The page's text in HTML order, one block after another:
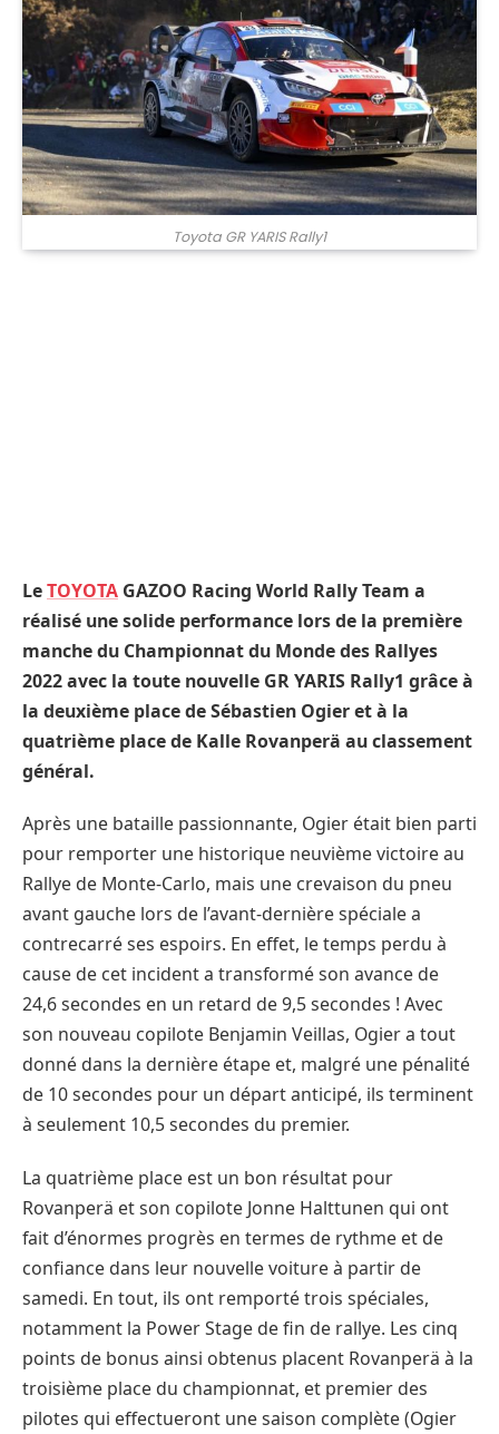
Toyota GR YARIS Rally1
LeTOYOTA GAZOO Racing World Rally Team a
réalisé une solide performance lors de la première
manche du Championnat du Monde des Rallyes
2022 avec la toute nouvelle GR YARIS Rally1 grâce à
la deuxième place de Sébastien Ogier et à la
quatrième place de Kalle Rovanperä au classement
général.
Après une bataille passionnante, Ogier était bien parti
pour remporter une historique neuvième victoire au
Rallye de Monte-Carlo, mais une crevaison du pneu
avant gauche lors de l’avant-dernière spéciale a
contrecarré ses espoirs. En effet, le temps perdu à
cause de cet incident a transformé son avance de
24,6 secondes en un retard de 9,5 secondes ! Avec
son nouveau copilote Benjamin Veillas, Ogier a tout
donné dans la dernière étape et, malgré une pénalité
de 10 secondes pour un départ anticipé, ils terminent
à seulement 10,5 secondes du premier.
La quatrième place est un bon résultat pour
Rovanperä et son copilote Jonne Halttunen qui ont
fait d’énormes progrès en termes de rythme et de
confiance dans leur nouvelle voiture à partir de
samedi. En tout, ils ont remporté trois spéciales,
notamment la Power Stage de fin de rallye. Les cinq
points de bonus ainsi obtenus placent Rovanperä à la
troisième place du championnat, et premier des
pilotes qui effectueront une saison complète (Ogier